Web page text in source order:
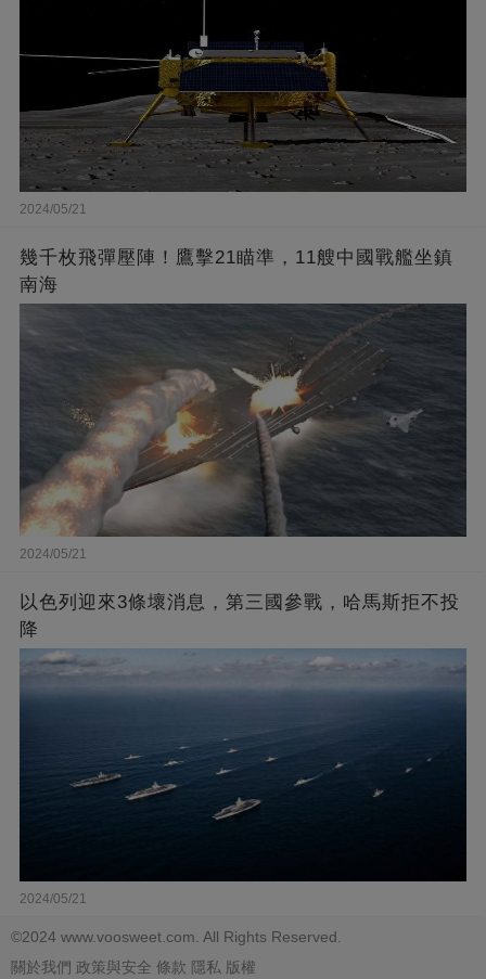
2024/05/21
幾千枚飛彈壓陣！鷹擊21瞄準，11艘中國戰艦坐鎮
南海
2024/05/21
以色列迎來3條壞消息，第三國參戰，哈馬斯拒不投
降
2024/05/21
©2024 www.voosweet.com. All Rights Reserved.
關於我們 政策與安全 條款 隱私 版權